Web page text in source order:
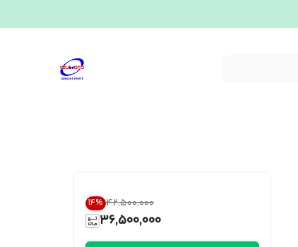
۴۲٬۵۰۰٬۰۰۰ 14%
36,500,000